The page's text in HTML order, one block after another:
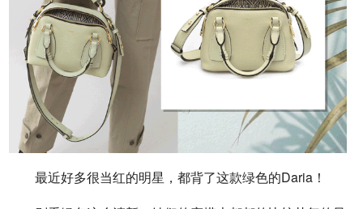
最近好多很当红的明星，都背了这款绿色的Daria！